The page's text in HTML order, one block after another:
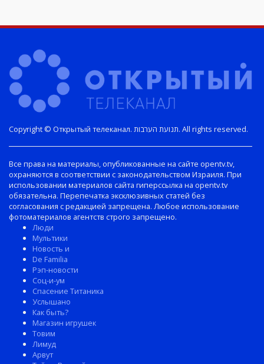
Copyright © Открытый телеканал. תנועת הערבות. All rights reserved.
Все права на материалы, опубликованные на сайте opentv.tv,
охраняются в соответствии с законодательством Израиля. При
использовании материалов сайта гиперссылка на opentv.tv
обязательна. Перепечатка эксклюзивных статей без
согласования с редакцией запрещена. Любое использование
фотоматериалов агентств строго запрещено.
Люди
Мультики
Новость и
De Familia
Рэп-новости
Соц-и-ум
Спасение Титаника
Услышано
Как быть?
Магазин игрушек
Товим
Лимуд
Арвут